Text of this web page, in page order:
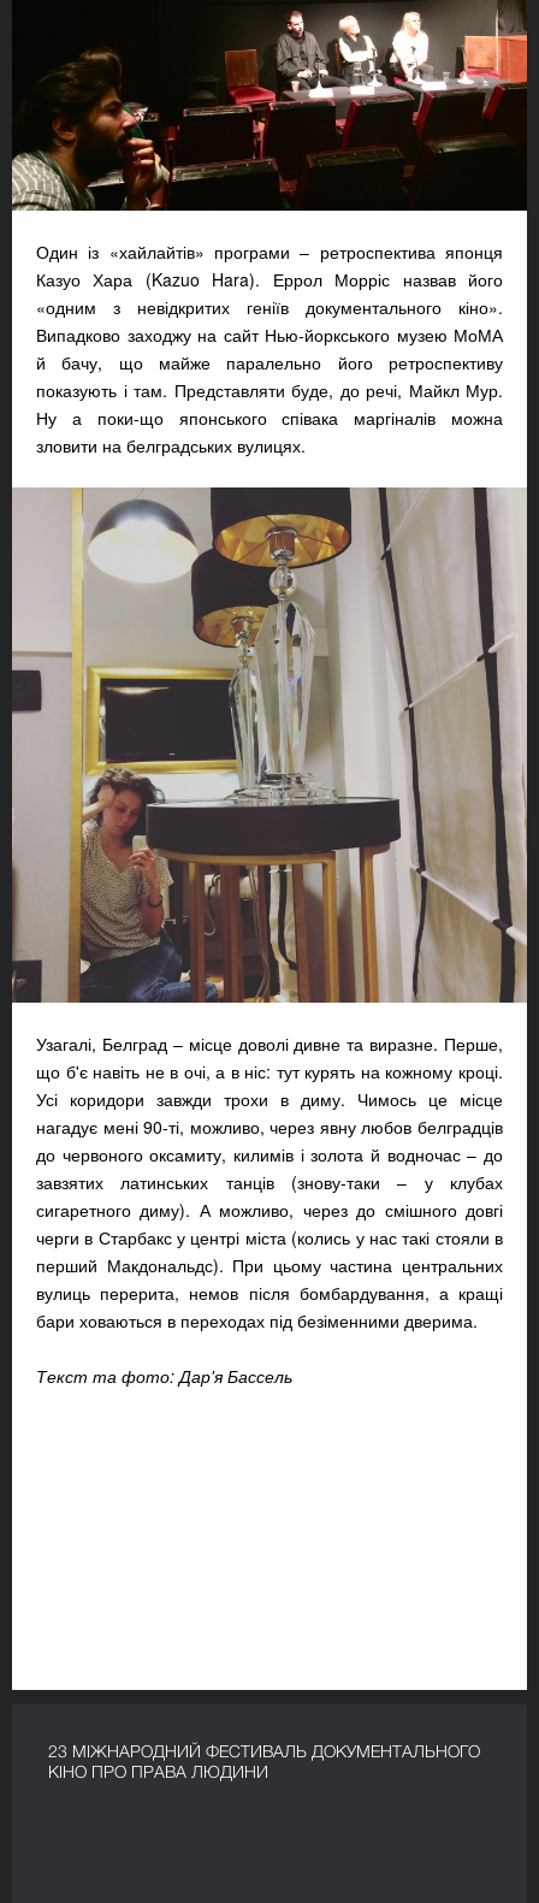
Один із «хайлайтів» програми – ретроспектива японця
Казуо Хара (Kazuo Hara). Еррол Морріс назвав його
«одним з невідкритих геніїв документального кіно».
Випадково заходжу на сайт Нью-йоркського музею МоМА
й бачу, що майже паралельно його ретроспективу
показують і там. Представляти буде, до речі, Майкл Мур.
Ну а поки-що японського співака маргіналів можна
зловити на белградських вулицях.
Узагалі, Белград – місце доволі дивне та виразне. Перше,
що б'є навіть не в очі, а в ніс: тут курять на кожному кроці.
Усі коридори завжди трохи в диму. Чимось це місце
нагадує мені 90-ті, можливо, через явну любов белградців
до червоного оксамиту, килимів і золота й водночас – до
завзятих латинських танців (знову-таки – у клубах
сигаретного диму). А можливо, через до смішного довгі
черги в Старбакс у центрі міста (колись у нас такі стояли в
перший Макдональдс). При цьому частина центральних
вулиць перерита, немов після бомбардування, а кращі
бари ховаються в переходах під безіменними дверима.
Текст та фото: Дар'я Бассель
23 МІЖНАРОДНИЙ ФЕСТИВАЛЬ ДОКУМЕНТАЛЬНОГО
КІНО ПРО ПРАВА ЛЮДИНИ